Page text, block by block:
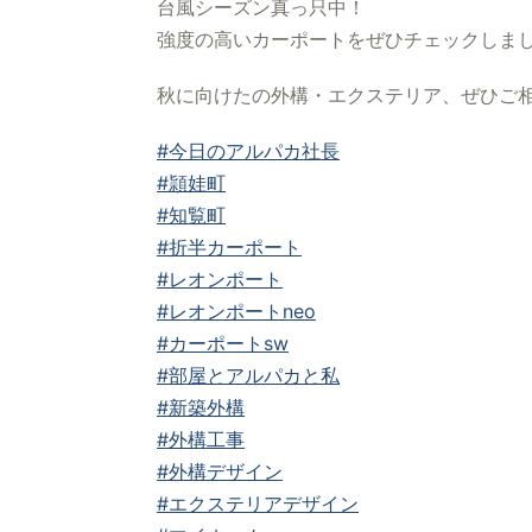
台風シーズン真っ只中！
強度の高いカーポートをぜひチェックしま
秋に向けたの外構・エクステリア、ぜひご
#今日のアルパカ社長
#頴娃町
#知覧町
#折半カーポート
#レオンポート
#レオンポートneo
#カーポートsw
#部屋とアルパカと私
#新築外構
#外構工事
#外構デザイン
#エクステリアデザイン